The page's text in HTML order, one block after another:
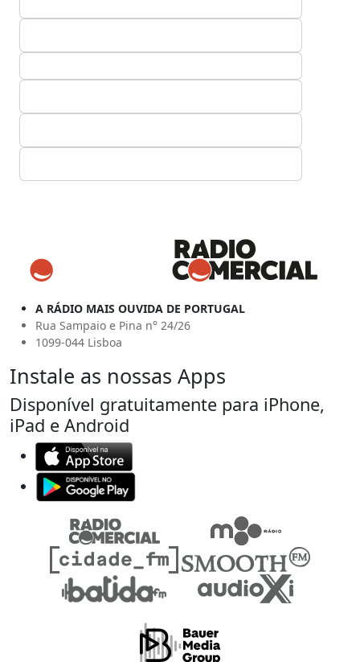
A RÁDIO MAIS OUVIDA DE PORTUGAL
Rua Sampaio e Pina n° 24/26
1099-044 Lisboa
Instale as nossas Apps
Disponível gratuitamente para iPhone,
iPad e Android